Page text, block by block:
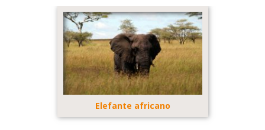
Elefante africano